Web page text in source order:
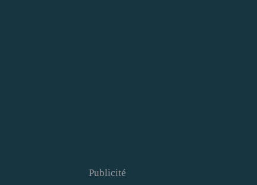
Publicité